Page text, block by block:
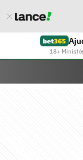
18+